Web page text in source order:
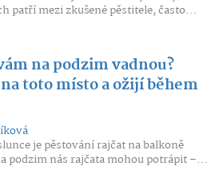
patří mezi zkušené pěstitele, často...
na podzim vadnou?
toto místo a ožijí během
je pěstování rajčat na balkoně
podzim nás rajčata mohou potrápit –...